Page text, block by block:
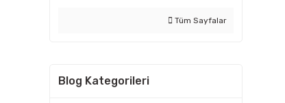
Tüm Sayfalar
Blog Kategorileri